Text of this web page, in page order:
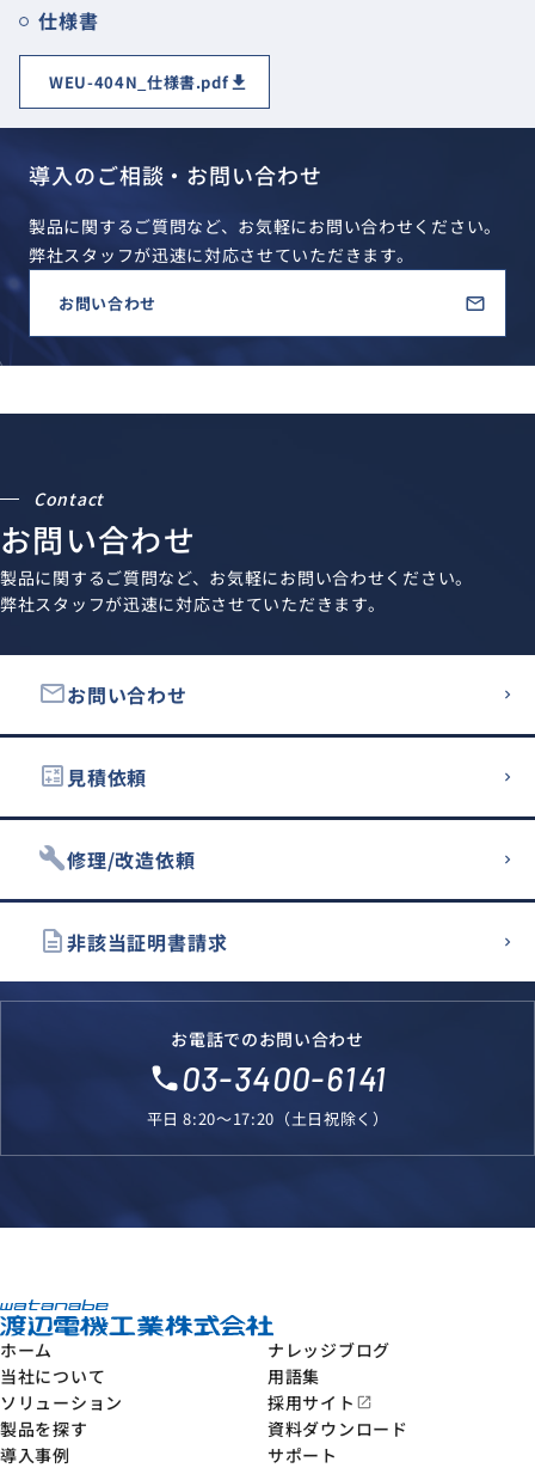
よくあるご質問
仕様書
WEU-404N_仕様書.pdf
導入のご相談・お問い合わせ
製品に関するご質問など、お気軽にお問い合わせください。
弊社スタッフが迅速に対応させていただきます。
お問い合わせ
Contact
お問い合わせ
製品に関するご質問など、お気軽にお問い合わせください。
弊社スタッフが迅速に対応させていただきます。
emailお問い合わせ
calculate見積依頼
build修理/改造依頼
description非該当証明書請求
お電話でのお問い合わせ
local_phone03-3400-6141
平日 8:20～17:20（土日祝除く）
ホーム
当社について
ソリューション
製品を探す
導入事例
ナレッジブログ
用語集
採用サイト open_in_new
資料ダウンロード
サポート